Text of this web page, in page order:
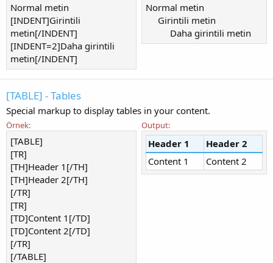
Normal metin
[INDENT]Girintili
metin[/INDENT]
[INDENT=2]Daha girintili
metin[/INDENT]
Normal metin
Girintili metin​
Daha girintili metin​
[TABLE] - Tables
Special markup to display tables in your content.
Örnek:
[TABLE]
[TR]
[TH]Header 1[/TH]
[TH]Header 2[/TH]
[/TR]
[TR]
[TD]Content 1[/TD]
[TD]Content 2[/TD]
[/TR]
[/TABLE]
Output:
Header 1
Header 2
Content 1
Content 2